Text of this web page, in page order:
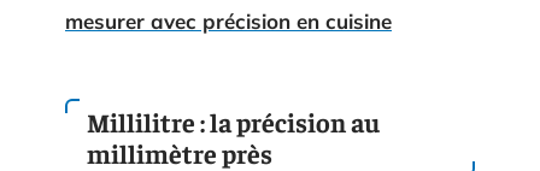
mesurer avec précision en cuisine
Millilitre : la précision au
millimètre près